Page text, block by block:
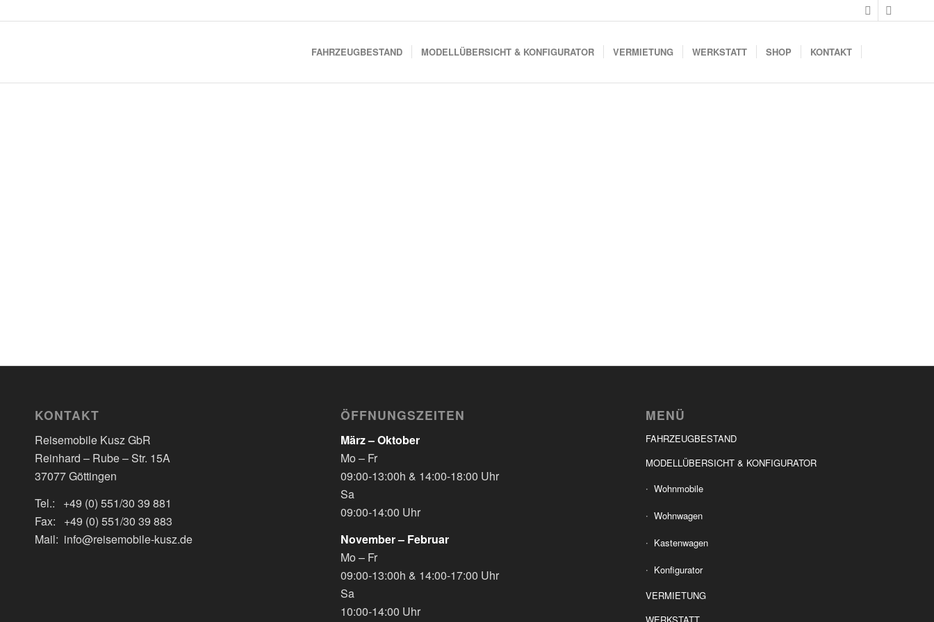
FAHRZEUGBESTAND MODELLÜBERSICHT & KONFIGURATOR VERMIETUNG WERKSTATT SHOP KONTAKT
KONTAKT
Reisemobile Kusz GbR
Reinhard – Rube – Str. 15A
37077 Göttingen
Tel.: +49 (0) 551/30 39 881
Fax: +49 (0) 551/30 39 883
Mail: info@reisemobile-kusz.de
ÖFFNUNGSZEITEN
März – Oktober
Mo – Fr
09:00-13:00h & 14:00-18:00 Uhr
Sa
09:00-14:00 Uhr
November – Februar
Mo – Fr
09:00-13:00h & 14:00-17:00 Uhr
Sa
10:00-14:00 Uhr
MENÜ
FAHRZEUGBESTAND
MODELLÜBERSICHT & KONFIGURATOR
Wohnmobile
Wohnwagen
Kastenwagen
Konfigurator
VERMIETUNG